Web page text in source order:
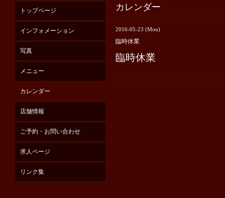
カレンダー
2016-05-23 (Mon)
臨時休業
臨時休業
トップページ
インフォメーション
写真
メニュー
カレンダー
店舗情報
ご予約・お問い合わせ
求人ページ
リンク集